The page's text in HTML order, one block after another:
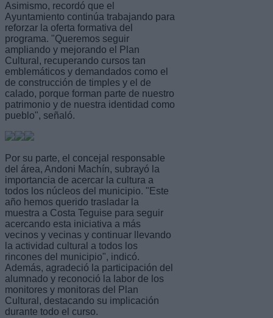
Asimismo, recordó que el
Ayuntamiento continúa trabajando para
reforzar la oferta formativa del
programa. "Queremos seguir
ampliando y mejorando el Plan
Cultural, recuperando cursos tan
emblemáticos y demandados como el
de construcción de timples y el de
calado, porque forman parte de nuestro
patrimonio y de nuestra identidad como
pueblo", señaló.
Por su parte, el concejal responsable
del área, Andoni Machín, subrayó la
importancia de acercar la cultura a
todos los núcleos del municipio. "Este
año hemos querido trasladar la
muestra a Costa Teguise para seguir
acercando esta iniciativa a más
vecinos y vecinas y continuar llevando
la actividad cultural a todos los
rincones del municipio", indicó.
Además, agradeció la participación del
alumnado y reconoció la labor de los
monitores y monitoras del Plan
Cultural, destacando su implicación
durante todo el curso.